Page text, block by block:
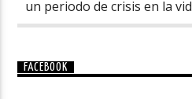
un periodo de crisis en la
FACEBOOK